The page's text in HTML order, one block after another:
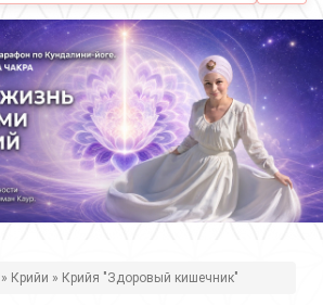
» Крийи » Крийя "Здоровый кишечник"